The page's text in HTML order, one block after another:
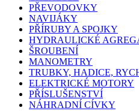
PŘEVODOVKY
NAVIJÁKY
PŘÍRUBY A SPOJKY
HYDRAULICKÉ
ŠROUBENÍ
MANOMETRY
TRUBKY, HADICE,
ELEKTRICKÉ MOTORY
PŘÍSLUŠENSTVÍ
NÁHRADNÍ CÍVKY